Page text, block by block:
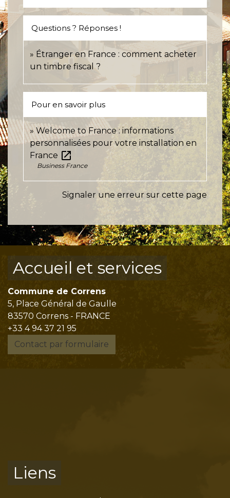
Questions ? Réponses !
Étranger en France : comment acheter
un timbre fiscal ?
Pour en savoir plus
Welcome to France : informations
personnalisées pour votre installation en
France open_in_new
Business France
Signaler une erreur sur cette page
Accueil et services
Commune de Correns
5, Place Général de Gaulle
83570 Correns - FRANCE
+33 4 94 37 21 95
Contact par formulaire
Liens